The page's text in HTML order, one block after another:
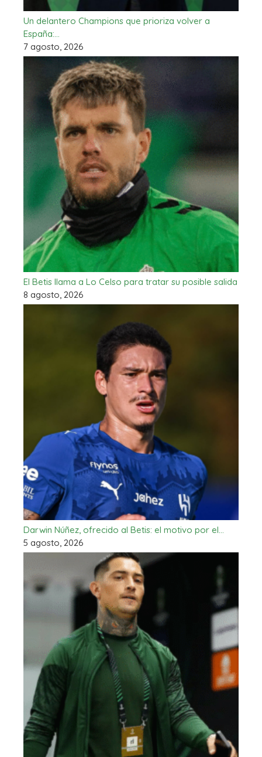
Un delantero Champions que prioriza volver a
España:…
7 agosto, 2026
El Betis llama a Lo Celso para tratar su posible salida
8 agosto, 2026
Darwin Núñez, ofrecido al Betis: el motivo por el…
5 agosto, 2026